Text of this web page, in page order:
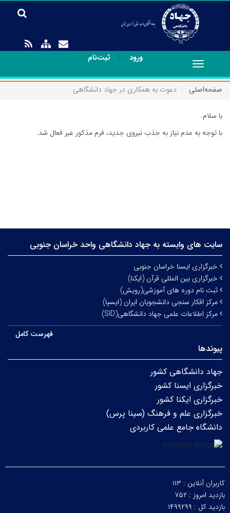
ورود | ثبت‌نام
Toggle
navigation
صفحه‌اصلی
دعوت به همکاری در جهاد دانشگاهی
با سلام.
با توجه به عدم نیاز به جذب نیروی جدید، فرم مذکور غیر فعال شد.
سایت های وابسته به جهاد دانشگاهی واحد خراسان جنوبی
خبرگزاری ایسنا خراسان جنوبی
خبرگزاری بین المللی قرآن (ایکنا)
ثبت نام دوره های آموزشی(رویش)
مرکز افکار سنجی دانشجویان ایران (ایسپا)
مرکز اطلاعات علمی جهاد دانشگاهی(SID)
فهرست کامل
پیوندها
جهاد دانشگاهی کشور
خبرگزاری ایسنا کشور
خبرگزاری ایکنا کشور
خبرگزاری علم و فرهنگ (سینا پرس)
دانشگاه جامع علمی کاربردی
کاربران آنلاین : ۱۱۳
بازدید امروز : ۷۵۲
بازدید کل : ۱۴۹۹۲۹۹